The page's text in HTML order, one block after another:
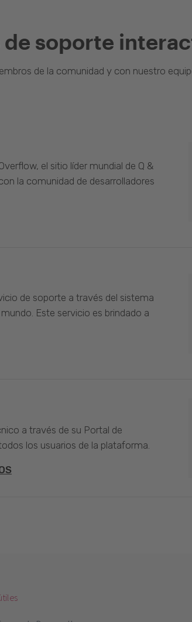
soporte
de la comunidad y con nuestro
el sitio líder mundial de Q &
la comunidad de desarrolladores
de soporte a través del sistema
Este servicio es brindado a
a través de su Portal de
los usuarios de la plataforma.